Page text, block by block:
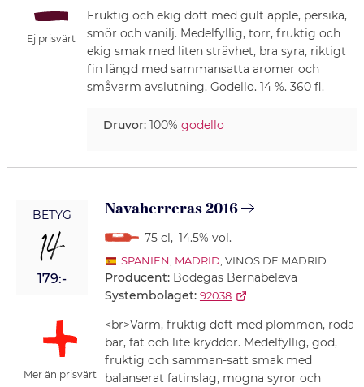
Ej prisvärt
Fruktig och ekig doft med gult äpple, persika,
smör och vanilj. Medelfyllig, torr, fruktig och
ekig smak med liten strävhet, bra syra, riktigt
fin längd med sammansatta aromer och
småvarm avslutning. Godello. 14 %. 360 fl.
Druvor:100% godello
BETYG
14
179:-
Mer än prisvärt
Navaherreras 2016
75 cl, 14.5% vol.
SPANIEN MADRID , VINOS DE MADRID
Producent: Bodegas Bernabeleva
Systembolaget: 92038
<br>Varm, fruktig doft med plommon, röda
bär, fat och lite kryddor. Medelfyllig, god,
fruktig och samman-satt smak med
balanserat fatinslag, mogna syror och